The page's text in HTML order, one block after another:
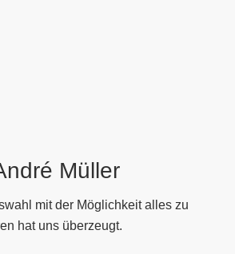
Müller
mit der Möglichkeit alles zu
hat uns überzeugt.